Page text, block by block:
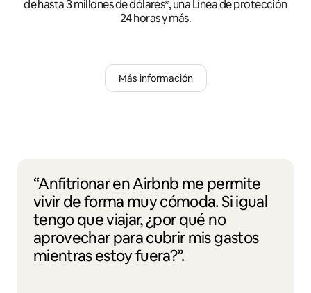
de hasta 3 millones de dólares*, una Línea de protección
24 horas y más.
Más información
“Anfitrionar en Airbnb me permite
vivir de forma muy cómoda. Si igual
tengo que viajar, ¿por qué no
aprovechar para cubrir mis gastos
mientras estoy fuera?”.